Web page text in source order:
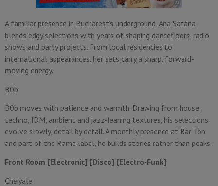
A familiar presence in Bucharest’s underground, Ana Satana
blends edgy selections with years of shaping dancefloors, radio
shows and party projects. From local residencies to
international appearances, her sets carry a sharp, forward-
moving energy.
B0b
B0b moves with patience and warmth. Drawing from house,
techno, IDM, ambient and jazz-leaning textures, his selections
evolve slowly, detail by detail. A monthly presence at Bar Ton
and part of the Rame label, he builds stories rather than peaks.
Front Room [Electronic] [Disco] [Electro-Funk]
Cheiyale